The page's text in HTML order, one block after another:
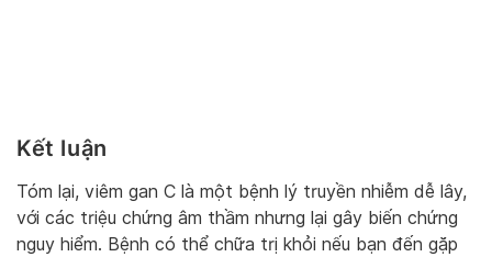
Kết luận
Tóm lại, viêm gan C là một bệnh lý truyền nhiễm dễ lây,
với các triệu chứng âm thầm nhưng lại gây biến chứng
nguy hiểm. Bệnh có thể chữa trị khỏi nếu bạn đến gặp